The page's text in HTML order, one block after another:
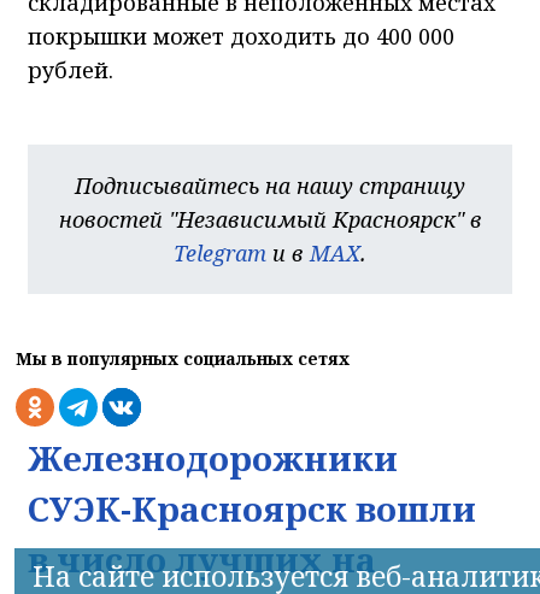
покрышки может доходить до 400 000
рублей.
Подписывайтесь на нашу страницу
новостей "Независимый Красноярск" в
Telegram и в MAX.
Мы в популярных социальных сетях
Железнодорожники
СУЭК-Красноярск вошли
в число лучших на
На сайте используется веб-